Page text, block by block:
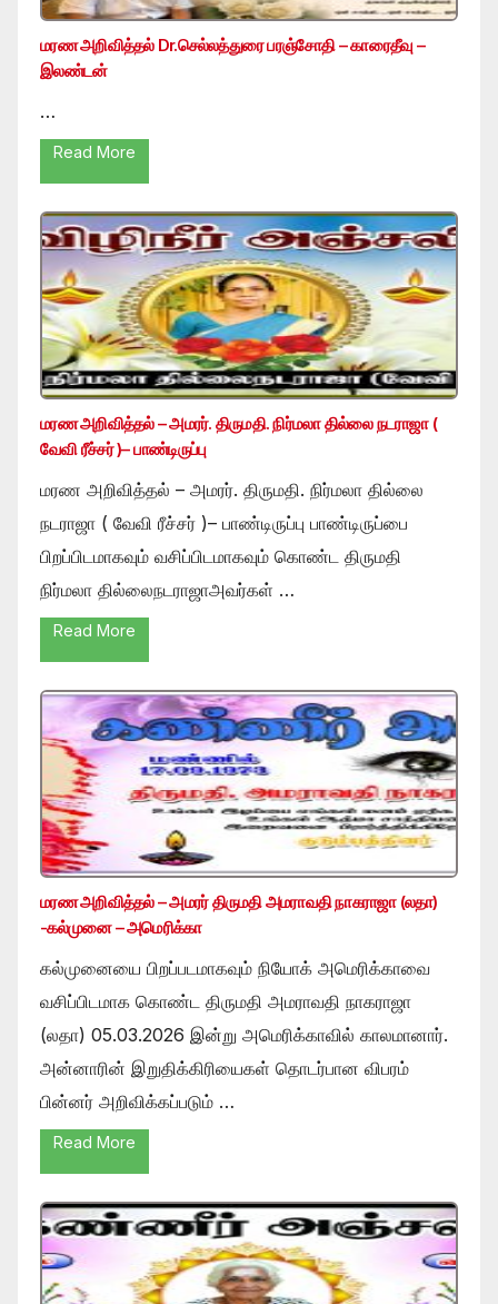
மரண அறிவித்தல் Dr.செல்லத்துரை பரஞ்சோதி – காரைதீவு –
இலண்டன்
…
Read More
மரண அறிவித்தல் – அமரர். திருமதி. நிர்மலா தில்லை நடராஜா (
வேவி ரீச்சர் )– பாண்டிருப்பு
மரண அறிவித்தல் – அமரர். திருமதி. நிர்மலா தில்லை
நடராஜா ( வேவி ரீச்சர் )– பாண்டிருப்பு பாண்டிருப்பை
பிறப்பிடமாகவும் வசிப்பிடமாகவும் கொண்ட திருமதி
நிர்மலா தில்லைநடராஜாஅவர்கள் …
Read More
மரண அறிவித்தல் – அமரர் திருமதி அமராவதி நாகராஜா (லதா)
-கல்முனை – அமெரிக்கா
கல்முனையை பிறப்படமாகவும் நியோக் அமெரிக்காவை
வசிப்பிடமாக கொண்ட திருமதி அமராவதி நாகராஜா
(லதா) 05.03.2026 இன்று அமெரிக்காவில் காலமானார்.
அன்னாரின் இறுதிக்கிரியைகள் தொடர்பான விபரம்
பின்னர் அறிவிக்கப்படும் …
Read More